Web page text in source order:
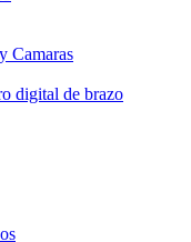
Camaras
digital de brazo